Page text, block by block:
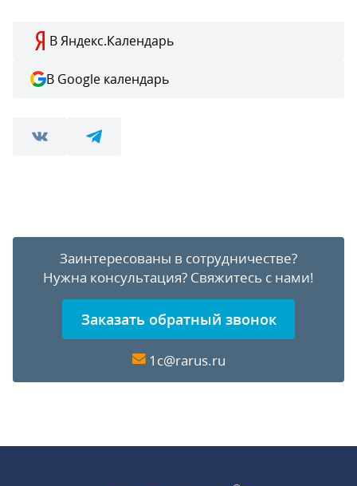
В Яндекс.Календарь
В Google календарь
Заинтересованы в сотрудничестве?
Нужна консультация? Свяжитесь с нами!
Заказать обратный звонок
1c@rarus.ru